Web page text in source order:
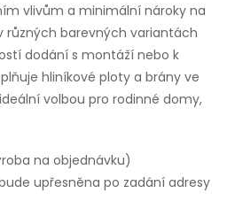
vlivům a minimální nároky na
různých barevných variantách
dodání s montáží nebo k
hliníkové ploty a brány ve
volbou pro rodinné domy,
na objednávku)
upřesněna po zadání adresy